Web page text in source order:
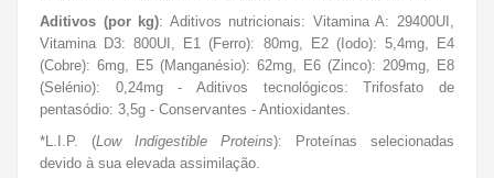
Aditivos (por kg): Aditivos nutricionais: Vitamina A: 29400UI,
Vitamina D3: 800UI, E1 (Ferro): 80mg, E2 (Iodo): 5,4mg, E4
(Cobre): 6mg, E5 (Manganésio): 62mg, E6 (Zinco): 209mg, E8
(Selénio): 0,24mg - Aditivos tecnológicos: Trifosfato de
pentasódio: 3,5g - Conservantes - Antioxidantes.
*L.I.P. (Low Indigestible Proteins): Proteínas selecionadas
devido à sua elevada assimilação.